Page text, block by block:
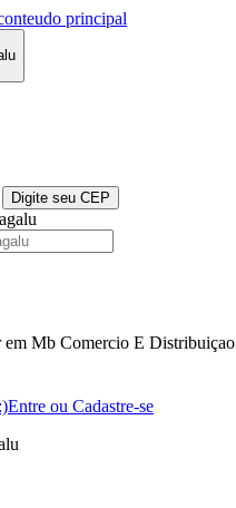
principal
Digite seu CEP
em Mb Comercio E Distribuiçao
Entre ou Cadastre-se